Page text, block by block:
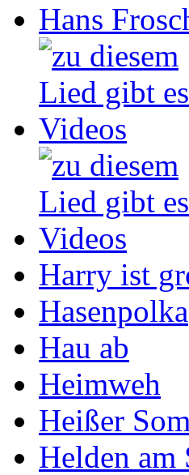
Hans
Harry ist
Hasenpolka
Hau ab
Heimweh
Heißer
Helden am